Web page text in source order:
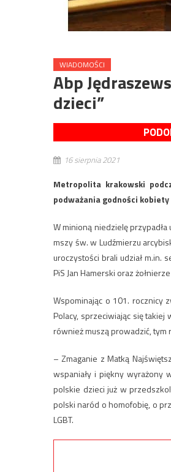
WIADOMOŚCI
Abp
dzieci”
16 sierpnia 2021
Metropolita krakowski
podważania godności kobiety
W minioną niedzielę
mszy św. w Ludźmierzu
uroczystości brali udział m.in.
PiS Jan Hamerski oraz
Wspominając o 101. rocznicy
Polacy, sprzeciwiając się
również muszą prowadzić, tym
– Zmaganie z Matką
wspaniały i piękny wyrażony
polskie dzieci już w
polski naród o homofobię, o
LGBT.